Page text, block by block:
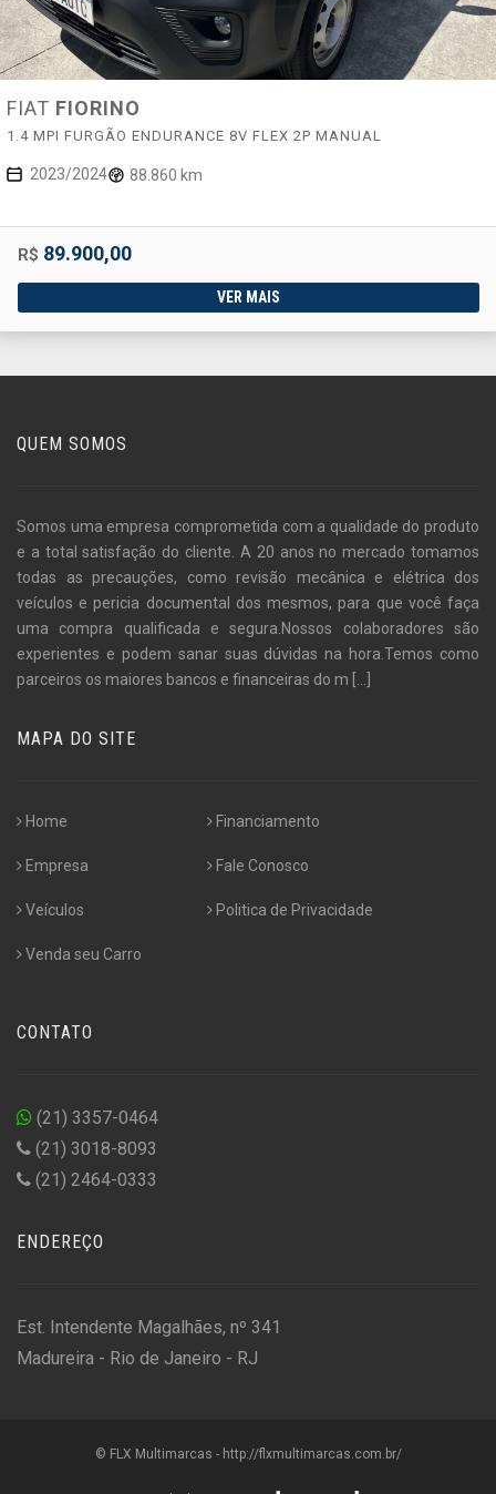
FIAT FIORINO
1.4 MPI FURGÃO ENDURANCE 8V FLEX 2P MANUAL
2023/2024 88.860 km
R$ 89.900,00
VER MAIS
QUEM SOMOS
Somos uma empresa comprometida com a qualidade do produto
e a total satisfação do cliente. A 20 anos no mercado tomamos
todas as precauções, como revisão mecânica e elétrica dos
veículos e pericia documental dos mesmos, para que você faça
uma compra qualificada e segura.Nossos colaboradores são
experientes e podem sanar suas dúvidas na hora.Temos como
parceiros os maiores bancos e financeiras do m
MAPA DO SITE
Home
Empresa
Veículos
Venda seu Carro
Financiamento
Fale Conosco
Politica de Privacidade
CONTATO
(21) 3357-0464
(21) 3018-8093
(21) 2464-0333
ENDEREÇO
Est. Intendente Magalhães, nº 341
Madureira - Rio de Janeiro - RJ
© FLX Multimarcas - http://flxmultimarcas.com.br/